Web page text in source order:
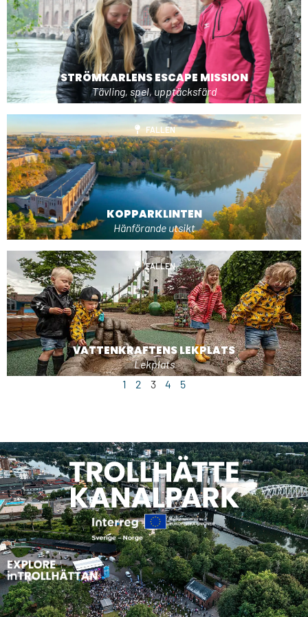
STRÖMKARLENS ESCAPE MISSION
Tävling, spel, upptäcksfärd
FALLEN
KOPPARKLINTEN
Hänförande utsikt
FALLEN
VATTENKRAFTENS LEKPLATS
Lekplats
1
2 3 4 5